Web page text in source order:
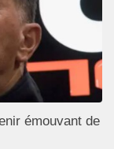
émouvant de